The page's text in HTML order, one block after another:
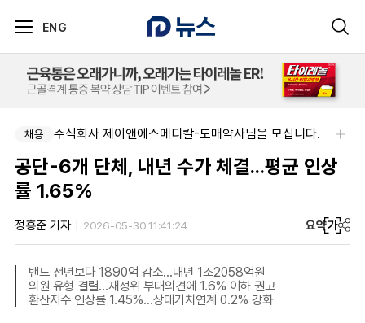
ENG
채용 제이더블유홀딩스주식회사-JW 2026년 4차 수시채용
채용 주식회사 제이앤에스메디칼-도매약사님을 모십니다.
공단-6개 단체, 내년 수가 체결...평균 인상
률 1.65%
정흥준 기자 2026-05-30 11:41:24 요약가
밴드 전년보다 1890억 감소...내년 1조2058억원
의원 유형 결렬...재정위 부대의견에 1.6% 이하 권고
환산지수 인상률 1.45%...상대가치연계 0.2% 강화